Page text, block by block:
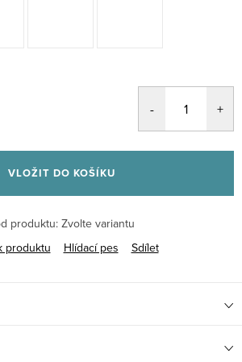
VLOŽIT DO KOŠÍKU
produktu:Zvolte variantu
produktu
Hlídací pes Sdílet